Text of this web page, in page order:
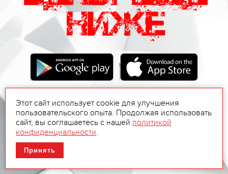
Этот сайт использует cookie для улучшения
пользовательского опыта. Продолжая использовать
сайт, вы соглашаетесь с нашей политикой
конфиденциальности.
Принять